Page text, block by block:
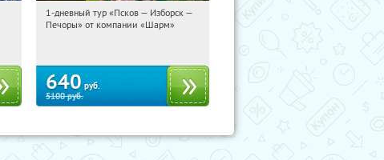
11:47:40 Купили:12
1-дневный тур «Псков — Изборск —
Печоры» от компании «Шарм»
640 руб.
5100руб.